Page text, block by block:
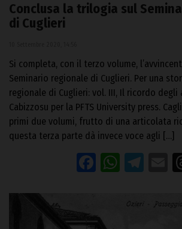
Conclusa la trilogia sul
di Cuglieri
Si completa, con il terzo volume,
Seminario regionale di Cuglieri. Per una
regionale di Cuglieri: vol. III, Il ricordo degli
Cabizzosu per la PFTS University press.
primi due volumi, frutto di una articolata
questa terza parte dà invece voce agli […]
Facebook